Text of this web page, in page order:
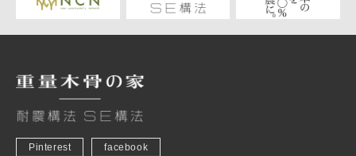
Pinterest facebook